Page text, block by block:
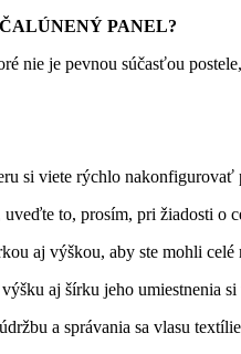
PANEL?
nie je pevnou súčasťou
si viete rýchlo
to, prosím, pri žiadosti o
aj výškou, aby ste mohli celé
aj šírku jeho umiestnenia
a správania sa vlasu